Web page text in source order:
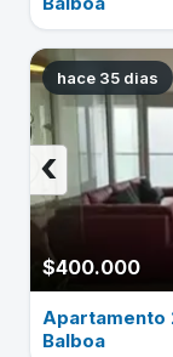
hace 35 dias
$400.000
‹
Apartamento
Balboa